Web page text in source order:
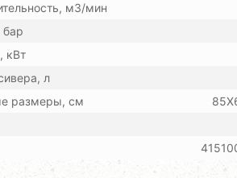
м3/мин
бар
кВт
л
размеры, см